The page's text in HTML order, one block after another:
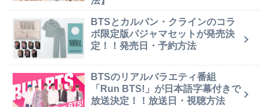
BTSとカルバン・クラインのコラ
ボ限定版パジャマセットが発売決
定！！発売日・予約方法
BTSのリアルバラエティ番組
「Run BTS!」が日本語字幕付きで
放送決定！！放送日・視聴方法